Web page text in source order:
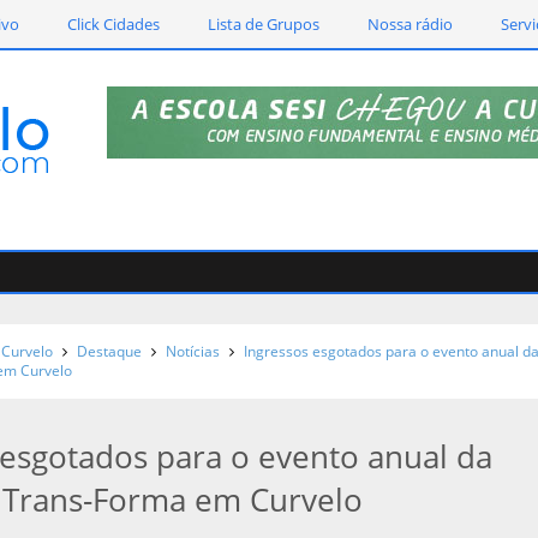
Click Cidades Lista de Grupos Nossa rádio
Curvelo Destaque Notícias
Ingressos esgotados para o evento anual
Curvelo
para o evento anual da
Forma em Curvelo